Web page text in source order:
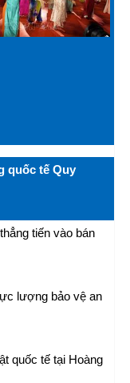
quốc tế Quy
tiến vào bán
lượng bảo vệ an
quốc tế tại Hoàng